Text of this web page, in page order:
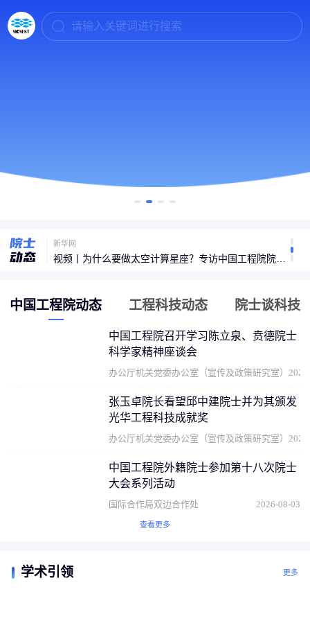
请输入关键词进行搜索
新华网
光明网
中国工程院动态 工程科技动态 院士谈科技
中国工程院召开学习陈立泉、贲德院士
科学家精神座谈会
办公厅机关党委办公室（宣传及政策研究室）
张玉卓院长看望邱中建院士并为其颁发
光华工程科技成就奖
办公厅机关党委办公室（宣传及政策研究室）
中国工程院外籍院士参加第十八次院士
大会系列活动
国际合作局双边合作处 2026-08-03
查看更多
学术引领 更多